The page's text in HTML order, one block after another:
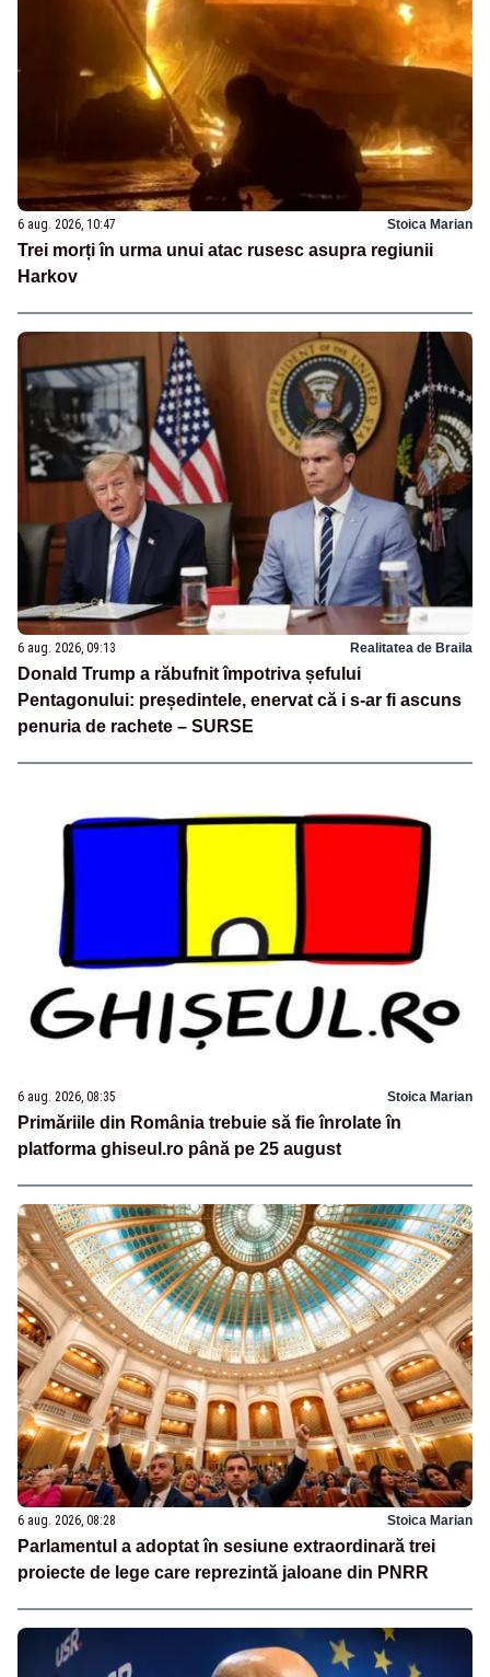
6 aug. 2026, 10:47 Stoica Marian
Trei morți în urma unui atac rusesc asupra regiunii
Harkov
6 aug. 2026, 09:13 Realitatea de Braila
Donald Trump a răbufnit împotriva șefului
Pentagonului: președintele, enervat că i s-ar fi ascuns
penuria de rachete – SURSE
6 aug. 2026, 08:35 Stoica Marian
Primăriile din România trebuie să fie înrolate în
platforma ghiseul.ro până pe 25 august
6 aug. 2026, 08:28 Stoica Marian
Parlamentul a adoptat în sesiune extraordinară trei
proiecte de lege care reprezintă jaloane din PNRR